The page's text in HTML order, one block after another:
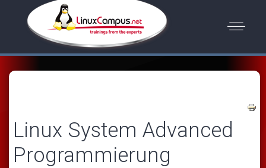
Linux System Advanced
Programmierung